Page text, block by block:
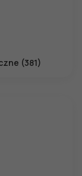
(381)